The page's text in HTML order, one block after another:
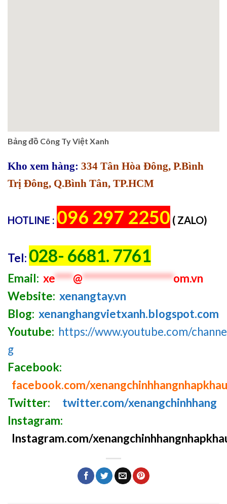
Bảng đồ Công Ty Việt Xanh
Kho xem hàng: 334 Tân Hòa Đông, P.Bình
Trị Đông, Q.Bình Tân, TP.HCM
HOTLINE : 096 297 2250 ( ZALO)
Tel: 028- 6681. 7761
Email: xe****@********************om.vn
Website: xenangtay.vn
Blog: xenanghangvietxanh.blogspot.com
Youtube: https://www.youtube.com/
g
Facebook:
facebook.com/xenangchinhhangnhapkhau
Twitter:
twitter.com/xenangchinhhang
Instagram:
Instagram.com/